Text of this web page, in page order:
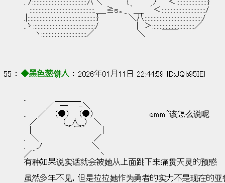
. /::::::::::::::::::::::::::::::::::::∧＼　　　　 {　 　 　 ﾉ　　＜:::::::::::::::::::::}
:::::::::::::::::::::::::::::::::::::::::::.＿_≧ｓ。_ ｀＿_　´＜:::::::::::::::::::::::::::::/
.|::::::::::::::::::::::::::::::::::::::::::::::}　 　 　　 ＼八::::::::::::::::::::::::::::::::::::::/
..ゝ:::::::::::::::::::::::::::::::::::::::::/　　 　 　 　 |　＞::::::::::::::::::::::::::::／
ヽ::::::::::::::::::::::::::::::／　　　 　 　 　 ＼　　　￣￣
55 ： ◆黑色葱饼人 ： 2026年01月11日 22:44:59 ID:JQb95IEl
／　―　　-＼
..　　／　 （●） 　（●）                      emm^该怎么说呢
／　　　　 （__人__）　＼
.　＼　　　　　 　　　　 ／
.　　ノ　　　　　　　　　＼
／´　 　　　　　　　　　　ヽ
有种如果说实话就会被她从上面跳下来痛贯天灵的预感
虽然多年不见，但是拉拉她作为勇者的实力不是现在的亚